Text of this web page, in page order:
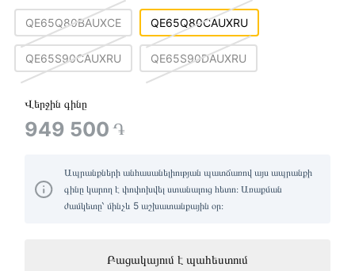
QE65Q80BAUXCE QE65Q80CAUXRU
QE65S90CAUXRU QE65S90DAUXRU
Վերջին գինը
949 500 ֏
Ապրանքների անհասանելիության պատճառով այս ապրանքի
գինը կարող է փոփոխվել ստանալուց հետո։ Առաքման
ժամկետը՝ մինչև 5 աշխատանքային օր։
Բացակայում է պահեստում